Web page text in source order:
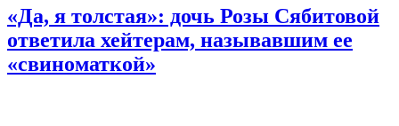
«Да, я толстая»: дочь Розы Сябитовой
ответила хейтерам, называвшим ее
«свиноматкой»